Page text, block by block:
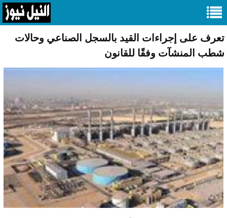
تعرف على إجراءات القيد بالسجل الصناعي وحالات
شطب المنشآت وفقًا للقانون